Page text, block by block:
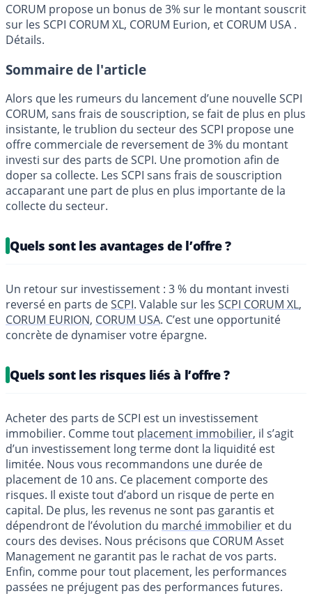
CORUM propose un bonus de 3% sur le montant souscrit
sur les SCPI CORUM XL, CORUM Eurion, et CORUM USA .
Détails.
Sommaire de l'article
Alors que les rumeurs du lancement d’une nouvelle SCPI
CORUM, sans frais de souscription, se fait de plus en plus
insistante, le trublion du secteur des SCPI propose une
offre commerciale de reversement de 3% du montant
investi sur des parts de SCPI. Une promotion afin de
doper sa collecte. Les SCPI sans frais de souscription
accaparant une part de plus en plus importante de la
collecte du secteur.
Quels sont les avantages de l’offre ?
Un retour sur investissement : 3 % du montant investi
reversé en parts deSCPI. Valable sur les SCPI CORUM XL,
CORUM EURION, CORUM USA. C’est une opportunité
concrète de dynamiser votre épargne.
Quels sont les risques liés à l’offre ?
Acheter des parts de SCPI est un investissement
immobilier. Comme tout placement immobilier, il s’agit
d’un investissement long terme dont la liquidité est
limitée. Nous vous recommandons une durée de
placement de 10 ans. Ce placement comporte des
risques. Il existe tout d’abord un risque de perte en
capital. De plus, les revenus ne sont pas garantis et
dépendront de l’évolution du marché immobilier et du
cours des devises. Nous précisons que CORUM Asset
Management ne garantit pas le rachat de vos parts.
Enfin, comme pour tout placement, les performances
passées ne préjugent pas des performances futures.